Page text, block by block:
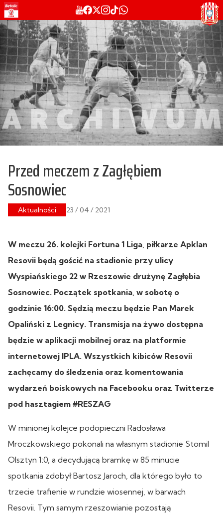
Przed meczem z Zagłębiem
Sosnowiec
Aktualności 23 / 04 / 2021
W meczu 26. kolejki Fortuna 1 Liga, piłkarze Apklan
Resovii będą gościć na stadionie przy ulicy
Wyspiańskiego 22 w Rzeszowie drużynę Zagłębia
Sosnowiec. Początek spotkania, w sobotę o
godzinie 16:00. Sędzią meczu będzie Pan Marek
Opaliński z Legnicy. Transmisja na żywo dostępna
będzie w aplikacji mobilnej oraz na platformie
internetowej IPLA. Wszystkich kibiców Resovii
zachęcamy do śledzenia oraz komentowania
wydarzeń boiskowych na Facebooku oraz Twitterze
pod hasztagiem #RESZAG
W minionej kolejce podopieczni Radosława
Mroczkowskiego pokonali na własnym stadionie Stomil
Olsztyn 1:0, a decydującą bramkę w 85 minucie
spotkania zdobył Bartosz Jaroch, dla którego było to
trzecie trafienie w rundzie wiosennej, w barwach
Resovii. Tym samym rzeszowianie pozostają